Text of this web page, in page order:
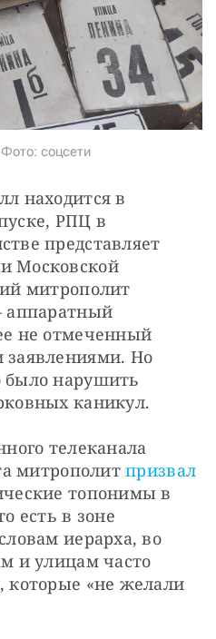
соцсети
находится в
РПЦ в
представляет
Московской
митрополит
аппаратный
не отмеченный
Но
было нарушить
каникул.
телеканала
митрополит призвал
топонимы в
есть в зоне
иерарха, во
и улицам часто
которые «не желали
donate@novayagazeta.ruили